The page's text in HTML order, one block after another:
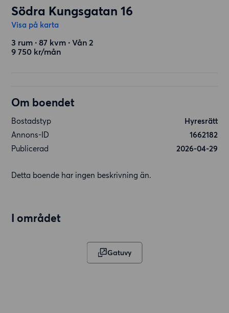
Södra Kungsgatan 16
Visa på karta
3 rum ∙ 87 kvm ∙ Vån 2
9 750 kr/mån
Om boendet
Bostadstyp
Hyresrätt
Annons-ID
1662182
Publicerad
2026-04-29
Detta boende har ingen beskrivning än.
I området
Gatuvy